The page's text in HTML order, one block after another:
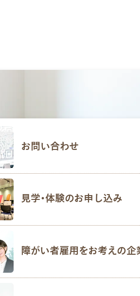
お問い合わせ
見学･体験のお申し込み
障がい者雇用をお考えの企